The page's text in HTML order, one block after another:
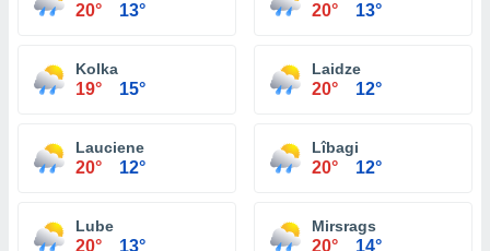
20° 13° 20° 13°
Kolka
19° 15°
Laidze
20° 12°
Lauciene
20° 12°
Lîbagi
20° 12°
Lube
20° 13°
Mirsrags
20° 14°